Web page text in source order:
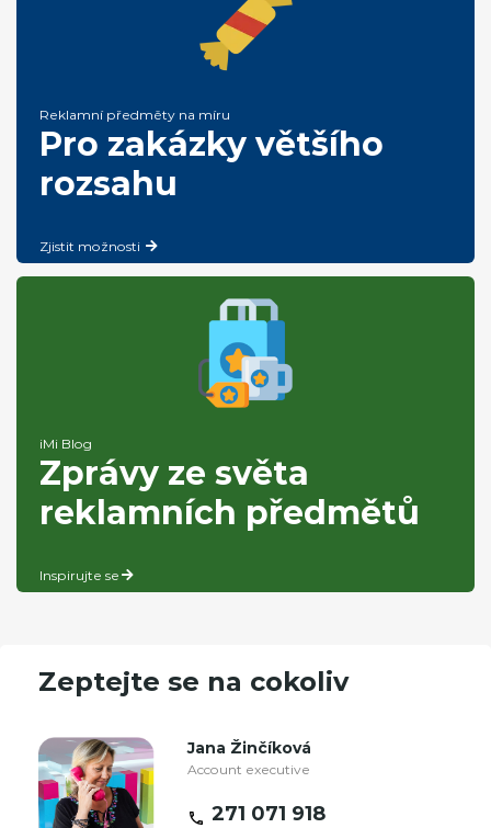
Reklamní předměty na míru
Pro zakázky většího
rozsahu
Zjistit možnosti
iMi Blog
Zprávy ze světa
reklamních předmětů
Inspirujte se
Zeptejte se na cokoliv
Jana Žinčíková
Account executive
271 071 918